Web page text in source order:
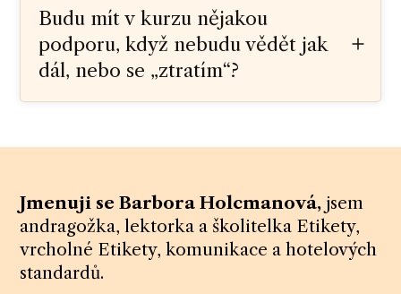
Budu mít v kurzu nějakou
podporu, když nebudu vědět jak
dál, nebo se „ztratím“?
Jmenuji se Barbora Holcmanová, jsem
andragožka, lektorka a školitelka Etikety,
vrcholné Etikety, komunikace a hotelových
standardů.